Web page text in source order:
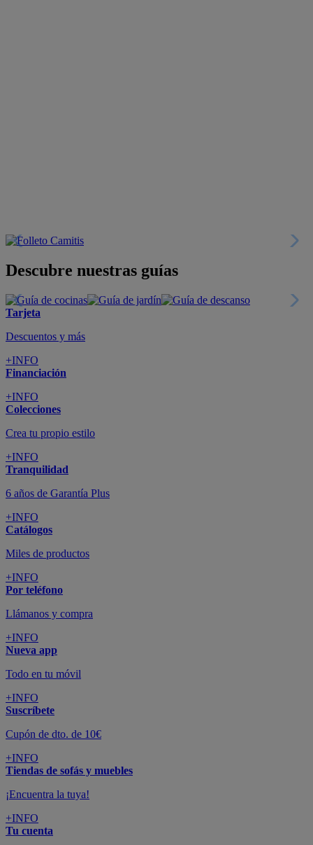
Descubre nuestras guías
Tarjeta
Descuentos y más
+INFO
Financiación
+INFO
Colecciones
Crea tu propio estilo
+INFO
Tranquilidad
6 años de Garantía Plus
+INFO
Catálogos
Miles de productos
+INFO
Por teléfono
Llámanos y compra
+INFO
Nueva app
Todo en tu móvil
+INFO
Suscríbete
Cupón de dto. de 10€
+INFO
Tiendas de sofás y muebles
¡Encuentra la tuya!
+INFO
Tu cuenta